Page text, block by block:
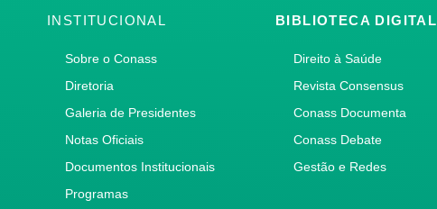
INSTITUCIONAL
Sobre o Conass
Diretoria
Galeria de Presidentes
Notas Oficiais
Documentos Institucionais
Programas
BIBLIOTECA DIGITAL
Direito à Saúde
Revista Consensus
Conass Documenta
Conass Debate
Gestão e Redes